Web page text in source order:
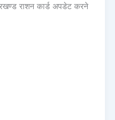
राशन कार्ड अपडेट करने